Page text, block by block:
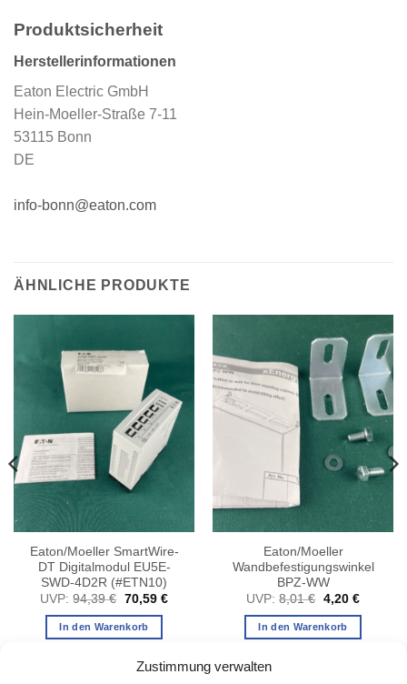
Zustimmung verwalten
Produktsicherheit
Herstellerinformationen
Eaton Electric GmbH
Hein-Moeller-Straße 7-11
53115 Bonn
DE
info-bonn@eaton.com
ÄHNLICHE PRODUKTE
Eaton/Moeller SmartWire-
DT Digitalmodul EU5E-
SWD-4D2R (#ETN10)
UVP: 94,39€ Ursprünglicher
war:
94,39 €
70,59 €Aktueller
In den Warenkorb
Eaton/Moeller
Wandbefestigungswinkel
BPZ-WW
UVP: 8,01€ Ursprünglicher
war:
8,01 €
4,20 €
In den Warenkorb